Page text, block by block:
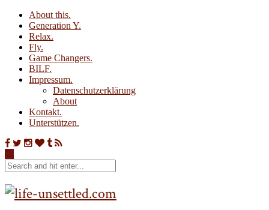
About this.
Generation Y.
Relax.
Fly.
Game Changers.
BILF.
Impressum.
Datenschutzerklärung
About
Kontakt.
Unterstützen.